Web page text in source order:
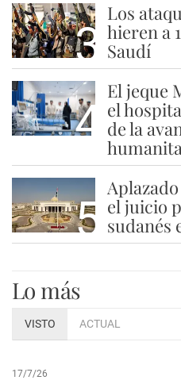
3
Los
hieren a
Saudí
4
El jeque
el
de la
5 el juicio
sudanés
Lo más
VISTO ACTUAL
17/7/26